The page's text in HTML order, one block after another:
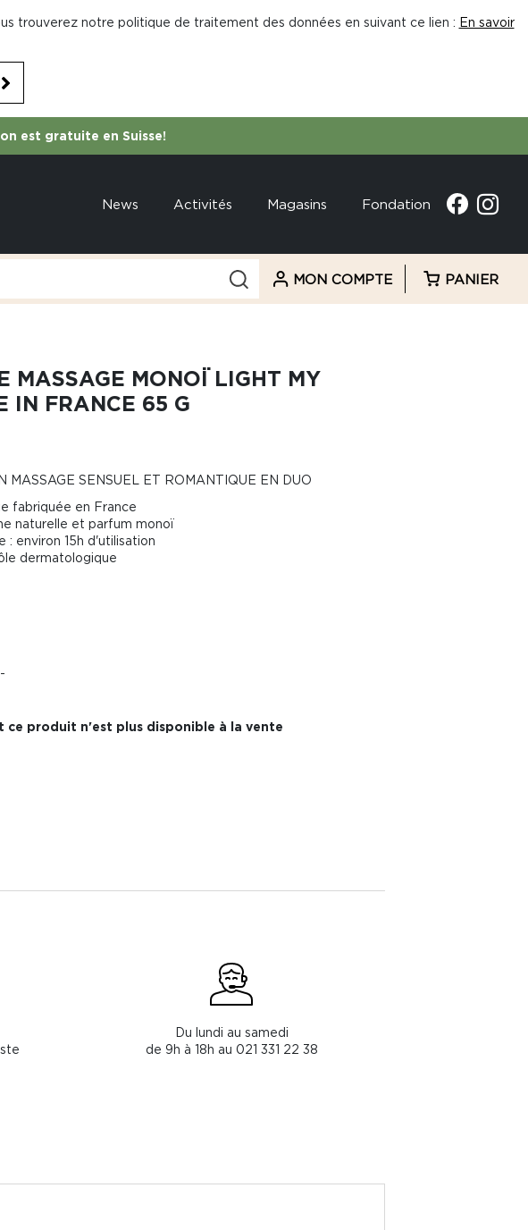
trouverez notre politique de traitement des données en suivant ce lien : En savoir
est gratuite en Suisse!
News Activités Magasins Fondation
MON COMPTE PANIER
MASSAGE MONOÏ LIGHT MY
IN FRANCE 65 G
MASSAGE SENSUEL ET ROMANTIQUE EN DUO
fabriquée en France
naturelle et parfum monoï
: environ 15h d'utilisation
dermatologique
ce produit n'est plus disponible à la vente
Du lundi au samedi
de 9h à 18h au 021 331 22 38